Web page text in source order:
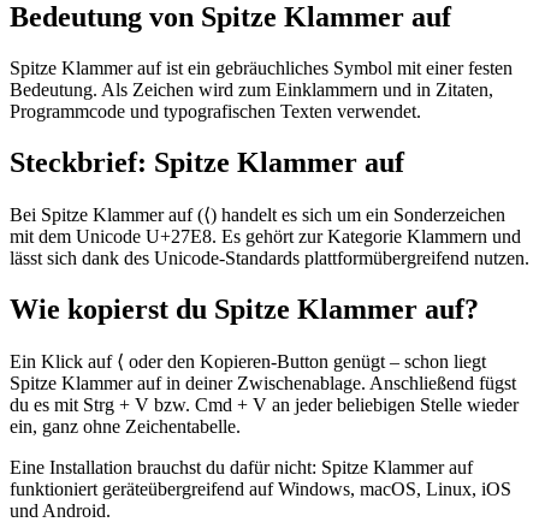
Bedeutung von Spitze Klammer auf
Spitze Klammer auf ist ein gebräuchliches Symbol mit einer festen
Bedeutung. Als Zeichen wird zum Einklammern und in Zitaten,
Programmcode und typografischen Texten verwendet.
Steckbrief: Spitze Klammer auf
Bei Spitze Klammer auf (⟨) handelt es sich um ein Sonderzeichen
mit dem Unicode U+27E8. Es gehört zur Kategorie Klammern und
lässt sich dank des Unicode-Standards plattformübergreifend nutzen.
Wie kopierst du Spitze Klammer auf?
Ein Klick auf ⟨ oder den Kopieren-Button genügt – schon liegt
Spitze Klammer auf in deiner Zwischenablage. Anschließend fügst
du es mit Strg + V bzw. Cmd + V an jeder beliebigen Stelle wieder
ein, ganz ohne Zeichentabelle.
Eine Installation brauchst du dafür nicht: Spitze Klammer auf
funktioniert geräteübergreifend auf Windows, macOS, Linux, iOS
und Android.